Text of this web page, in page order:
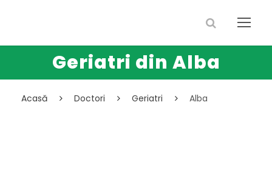
Geriatri din Alba
Acasă Doctori Geriatri Alba